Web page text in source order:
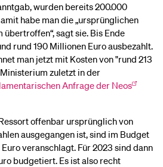
wurden bereits 200.000
habe man die „ursprünglichen
sagt sie. Bis Ende
rund 190 Millionen Euro ausbezahlt.
man jetzt mit Kosten von "rund 213
zuletzt in der
Anfrage der Neos
offenbar ursprünglich von
ausgegangen ist, sind im Budget
veranschlagt. Für 2023 sind dann
budgetiert. Es ist also recht